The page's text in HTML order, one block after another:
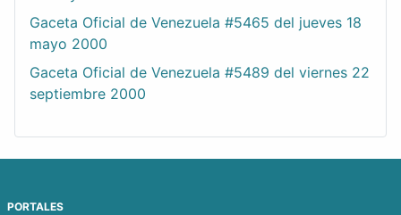
Gaceta Oficial de Venezuela #5465 del jueves 18
mayo 2000
Gaceta Oficial de Venezuela #5489 del viernes 22
septiembre 2000
PORTALES